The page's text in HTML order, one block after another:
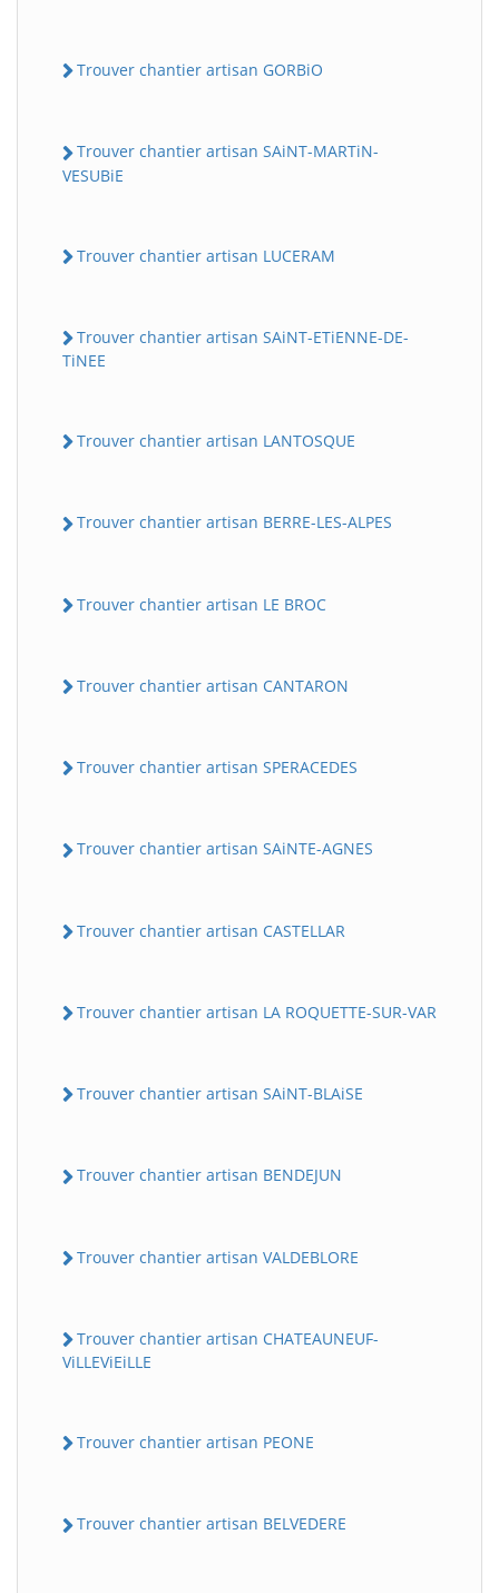
Trouver chantier artisan GORBiO
Trouver chantier artisan SAiNT-MARTiN-
VESUBiE
Trouver chantier artisan LUCERAM
Trouver chantier artisan SAiNT-ETiENNE-DE-
TiNEE
Trouver chantier artisan LANTOSQUE
Trouver chantier artisan BERRE-LES-ALPES
Trouver chantier artisan LE BROC
Trouver chantier artisan CANTARON
Trouver chantier artisan SPERACEDES
Trouver chantier artisan SAiNTE-AGNES
Trouver chantier artisan CASTELLAR
Trouver chantier artisan LA ROQUETTE-SUR-VAR
Trouver chantier artisan SAiNT-BLAiSE
Trouver chantier artisan BENDEJUN
Trouver chantier artisan VALDEBLORE
Trouver chantier artisan CHATEAUNEUF-
ViLLEViEiLLE
Trouver chantier artisan PEONE
Trouver chantier artisan BELVEDERE